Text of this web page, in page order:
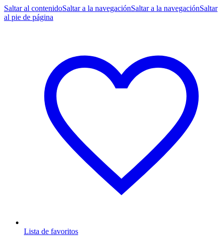
Saltar al contenidoSaltar a la navegaciónSaltar a la navegaciónSaltar
al pie de página
Lista de favoritos